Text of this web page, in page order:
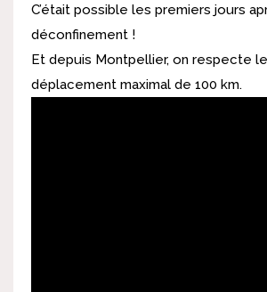
C’était possible les premiers jours
déconfinement !
Et depuis Montpellier, on respecte
déplacement maximal de 100 km.